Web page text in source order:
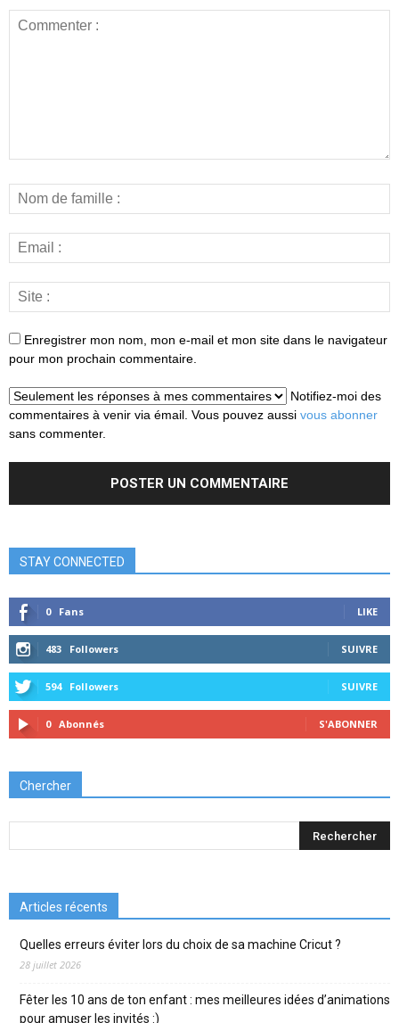
Enregistrer mon nom, mon e-mail et mon site dans le navigateur
pour mon prochain commentaire.
Notifiez-moi des
commentaires à venir via émail. Vous pouvez aussi vous abonner
sans commenter.
STAY CONNECTED
0 Fans LIKE
483 Followers SUIVRE
594 Followers SUIVRE
0 Abonnés S'ABONNER
Chercher
Articles récents
Quelles erreurs éviter lors du choix de sa machine Cricut ?
28 juillet 2026
Fêter les 10 ans de ton enfant : mes meilleures idées d’animations
pour amuser les invités :)